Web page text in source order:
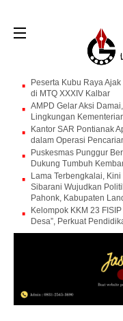
Peserta Kubu Raya
di MTQ XXXIV Kalbar
AMPD Gelar Aksi
Lingkungan
Kantor SAR Pontianak
dalam Operasi
Puskesmas Punggur
Dukung Tumbuh
Lama Terbengkalai,
Sibarani Wujudkan
Pahonk, Kabupaten
Kelompok KKM 23
Desa”, Perkuat